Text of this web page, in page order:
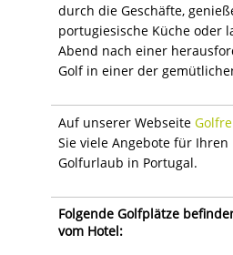
durch die Geschäfte,
portugiesische Küche oder
Abend nach einer
Golf in einer der
Auf unserer Webseite
Sie viele Angebote für Ihren
Golfurlaub in Portugal.
Folgende Golfplätze
vom Hotel: